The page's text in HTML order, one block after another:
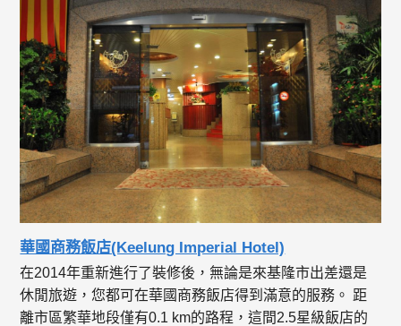
華國商務飯店(Keelung Imperial Hotel)
在2014年重新進行了裝修後，無論是來基隆市出差還是
休閒旅遊，您都可在華國商務飯店得到滿意的服務。 距
離市區繁華地段僅有0.1 km的路程，這間2.5星級飯店的